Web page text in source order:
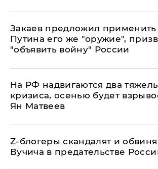
Закаев предложил применить
Путина его же "оружие",
"объявить войну" России
На РФ надвигаются два
кризиса, осенью будет
Ян Матвеев
Z-блогеры скандалят и
Вучича в предательстве